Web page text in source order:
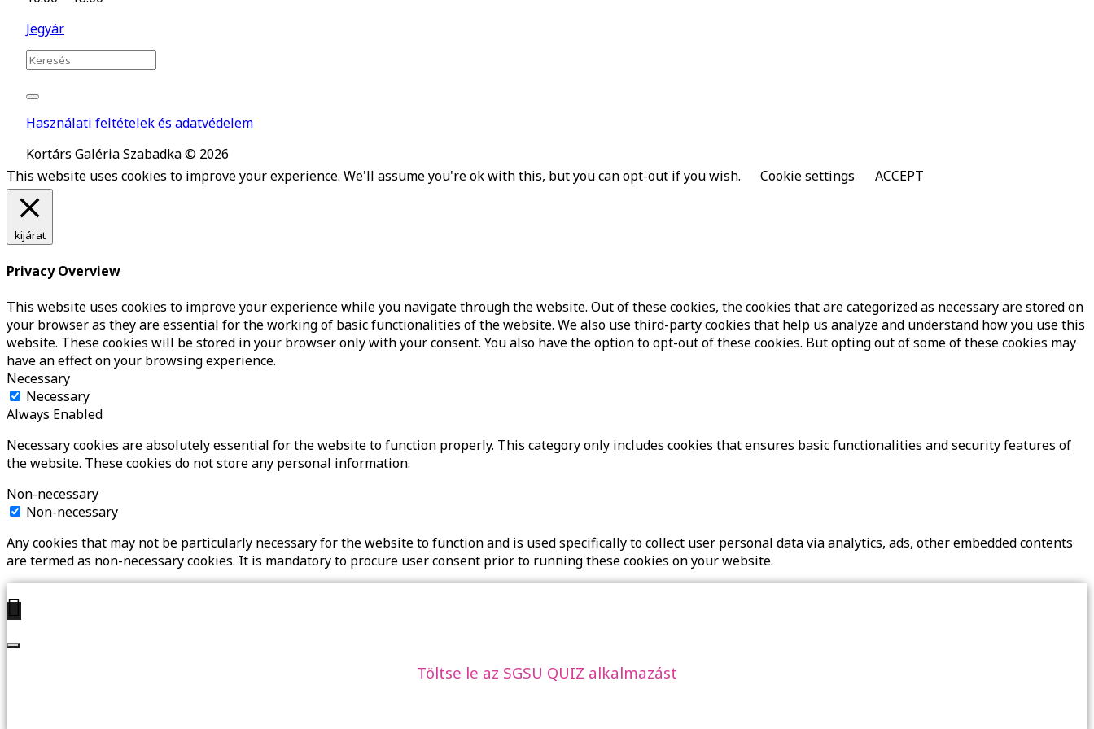
Jegyár
Használati feltételek és adatvédelem
Kortárs Galéria Szabadka © 2026
This website uses cookies to improve your experience. We'll assume you're ok with this, but you can opt-out if you wish.
Cookie settings ACCEPT
kijárat
Privacy Overview
This website uses cookies to improve your experience while you navigate through the website. Out of these cookies, the cookies that are categorized as necessary are stored on
your browser as they are essential for the working of basic functionalities of the website. We also use third-party cookies that help us analyze and understand how you use this
website. These cookies will be stored in your browser only with your consent. You also have the option to opt-out of these cookies. But opting out of some of these cookies may
have an effect on your browsing experience.
Necessary
Necessary
Always Enabled
Necessary cookies are absolutely essential for the website to function properly. This category only includes cookies that ensures basic functionalities and security features of
the website. These cookies do not store any personal information.
Non-necessary
Non-necessary
Any cookies that may not be particularly necessary for the website to function and is used specifically to collect user personal data via analytics, ads, other embedded contents
are termed as non-necessary cookies. It is mandatory to procure user consent prior to running these cookies on your website.
Töltse le az SGSU QUIZ alkalmazást